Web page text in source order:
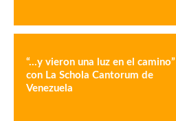
“…y vieron una luz en el camino”
con La Schola Cantorum de
Venezuela